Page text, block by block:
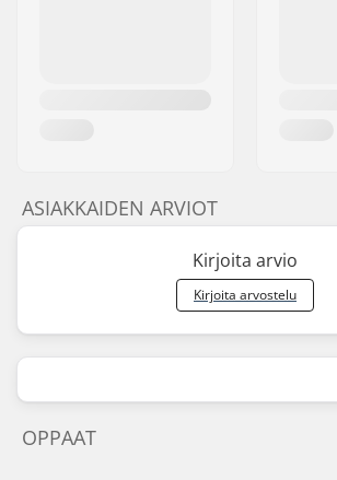
ASIAKKAIDEN ARVIOT
Kirjoita arvio
Kirjoita arvostelu
OPPAAT